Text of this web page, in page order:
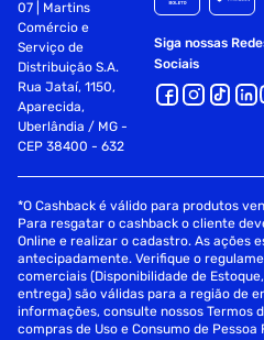
07 | Martins
Comércio e
Serviço de
Distribuição S.A.
Rua Jataí, 1150,
Aparecida,
Uberlândia / MG -
CEP 38400 - 632
Siga nossas
Sociais
*O Cashback é válido para produtos
Para resgatar o cashback o cliente
Online e realizar o cadastro. As ações
antecipadamente. Verifique o
comerciais (Disponibilidade de
entrega) são válidas para a região de
informações, consulte nossos Termos
compras de Uso e Consumo de Pessoa